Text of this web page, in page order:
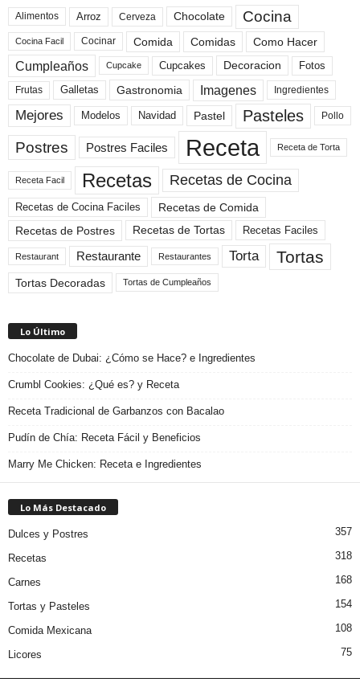
Alimentos Arroz Cerveza Chocolate Cocina
Cocina Facil Cocinar Comida Comidas Como Hacer
Cumpleaños Cupcake Cupcakes Decoracion Fotos
Frutas Galletas Gastronomia Imagenes Ingredientes
Mejores Modelos Navidad Pastel Pasteles Pollo
Postres Postres Faciles Receta Receta de Torta
Receta Facil Recetas Recetas de Cocina
Recetas de Cocina Faciles
Recetas de Comida
Recetas de Postres
Recetas de Tortas Recetas Faciles
Restaurant Restaurante Restaurantes Torta Tortas
Tortas Decoradas Tortas de Cumpleaños
Lo Último
Chocolate de Dubai: ¿Cómo se Hace? e Ingredientes
Crumbl Cookies: ¿Qué es? y Receta
Receta Tradicional de Garbanzos con Bacalao
Pudín de Chía: Receta Fácil y Beneficios
Marry Me Chicken: Receta e Ingredientes
Lo Más Destacado
Dulces y Postres 357
Recetas 318
Carnes 168
Tortas y Pasteles 154
Comida Mexicana 108
Licores 75